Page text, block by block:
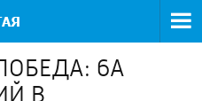
6А
В